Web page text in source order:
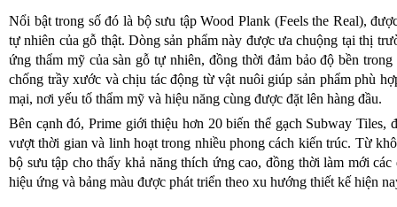
Nổi bật trong số đó là bộ sưu tập Wood Plank (Feels the Real),
tự nhiên của gỗ thật. Dòng sản phẩm này được ưa chuộng tại thị
ứng thẩm mỹ của sàn gỗ tự nhiên, đồng thời đảm bảo độ bền
chống trầy xước và chịu tác động từ vật nuôi giúp sản phẩm phù
mại, nơi yếu tố thẩm mỹ và hiệu năng cùng được đặt lên hàng đầu.
Bên cạnh đó, Prime giới thiệu hơn 20 biến thể gạch Subway Tiles,
vượt thời gian và linh hoạt trong nhiều phong cách kiến trúc. Từ
bộ sưu tập cho thấy khả năng thích ứng cao, đồng thời làm mới
hiệu ứng và bảng màu được phát triển theo xu hướng thiết kế hiện